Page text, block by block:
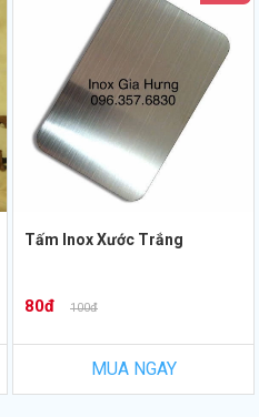
Tấm Inox Xước Trắng
80đ 100đ
MUA NGAY